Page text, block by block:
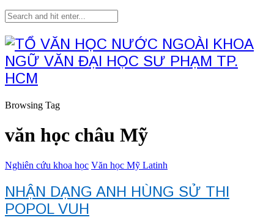
Browsing Tag
văn học châu Mỹ
Nghiên cứu khoa học Văn học Mỹ Latinh
NHẬN DẠNG ANH HÙNG SỬ THI
POPOL VUH